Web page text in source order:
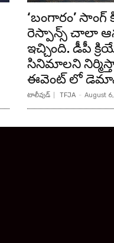
‘బంగారం’ సాంగ్ కి
రెస్పాన్స్ చాలా
ఇచ్చింది. డీపీ
సినిమాలని
ఈవెంట్ లో
టాలీవుడ్ TFJA - August